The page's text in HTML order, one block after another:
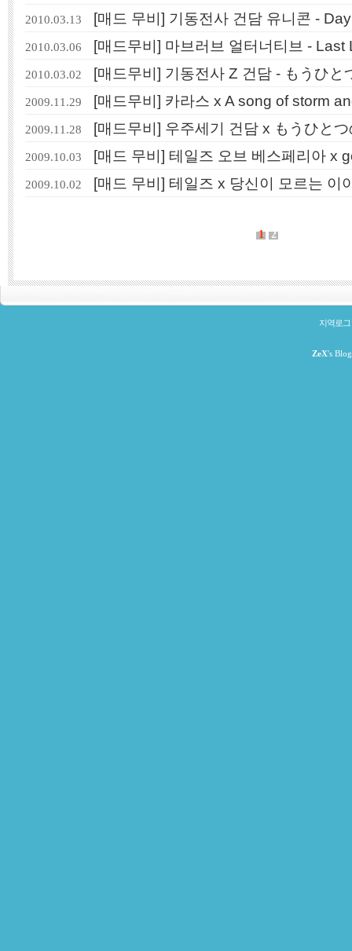
2010.03.13 [매드 무비] 기동전사 건담 유니콘 -
2010.03.06 [매드무비] 마브러브 얼터너티브 - Last
2010.03.02 [매드무비] 기동전사 Z 건담 - もうひと
2009.11.29 [매드무비] 카라스 x A song of storm
2009.11.28 [매드무비] 우주세기 건담 x もうひと
2009.10.03 [매드 무비] 테일즈 오브 베스페리아 x
2009.10.02 [매드 무비] 테일즈 x 당신이 모르는 이
1 2
지역로그
ZeX's